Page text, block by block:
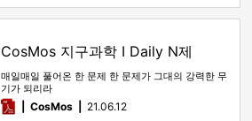
CosMos 지구과학 I Daily N제
매일매일 풀어온 한 문제 한 문제가 그대의 강력한 무
기가 되리라
pdfCosMos 21.06.12